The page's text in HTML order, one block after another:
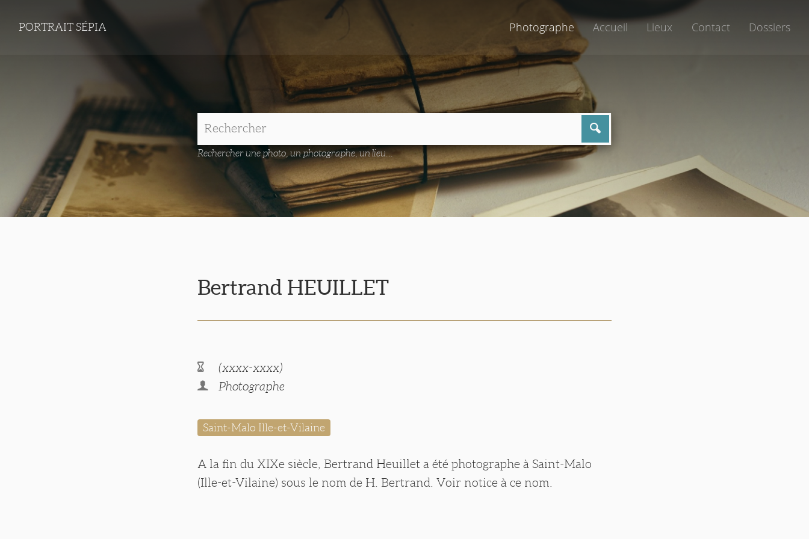
PORTRAIT SÉPIA Photographe Accueil Lieux Contact Dossiers
Rechercher une photo, un photographe, un lieu...
Bertrand HEUILLET
(xxxx-xxxx)
Photographe
Saint-Malo Ille-et-Vilaine
A la fin du XIXe siècle, Bertrand Heuillet a été photographe à Saint-Malo
(Ille-et-Vilaine) sous le nom de H. Bertrand. Voir notice à ce nom.